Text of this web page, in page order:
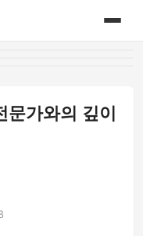
가와의 깊이